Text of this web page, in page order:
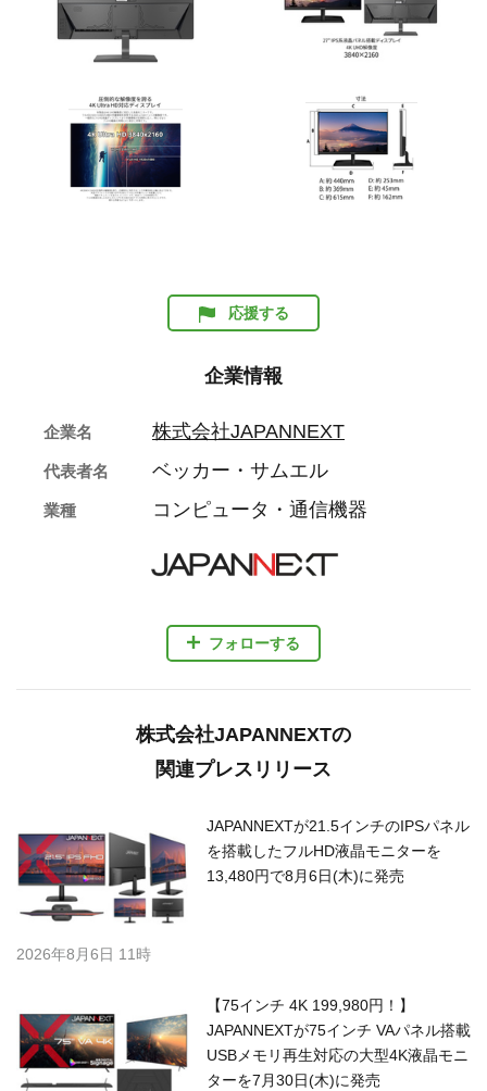
応援する
企業情報
フォローする
企業名 株式会社JAPANNEXT
代表者名 ベッカー・サムエル
業種 コンピュータ・通信機器
株式会社JAPANNEXTの
関連プレスリリース
JAPANNEXTが21.5インチのIPSパネル
を搭載したフルHD液晶モニターを
13,480円で8月6日(木)に発売
2026年8月6日 11時
【75インチ 4K 199,980円！】
JAPANNEXTが75インチ VAパネル搭載
USBメモリ再生対応の大型4K液晶モニ
ターを7月30日(木)に発売